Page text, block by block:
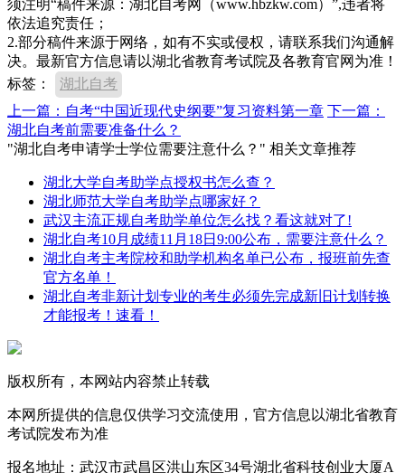
须注明“稿件来源：湖北自考网（www.hbzkw.com）”,违者将
依法追究责任；
2.部分稿件来源于网络，如有不实或侵权，请联系我们沟通解
决。最新官方信息请以湖北省教育考试院及各教育官网为准！
标签：
湖北自考
上一篇：自考“中国近现代史纲要”复习资料第一章 下一篇：
湖北自考前需要准备什么？
"湖北自考申请学士学位需要注意什么？" 相关文章推荐
湖北大学自考助学点授权书怎么查？
湖北师范大学自考助学点哪家好？
武汉主流正规自考助学单位怎么找？看这就对了!
湖北自考10月成绩11月18日9:00公布，需要注意什么？
湖北自考主考院校和助学机构名单已公布，报班前先查
官方名单！
湖北自考非新计划专业的考生必须先完成新旧计划转换
才能报考！速看！
版权所有，本网站内容禁止转载
本网所提供的信息仅供学习交流使用，官方信息以湖北省教育
考试院发布为准
报名地址：武汉市武昌区洪山东区34号湖北省科技创业大厦A